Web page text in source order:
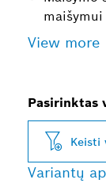
maišymui
View more
Pasirinktas
Keisti
Variantų